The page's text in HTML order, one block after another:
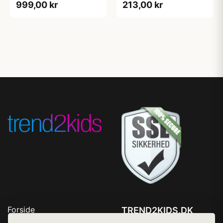
999,00 kr 213,00 kr
Forside
TREND2KIDS.DK